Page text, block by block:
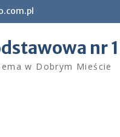
nr 1
w Dobrym Mieście